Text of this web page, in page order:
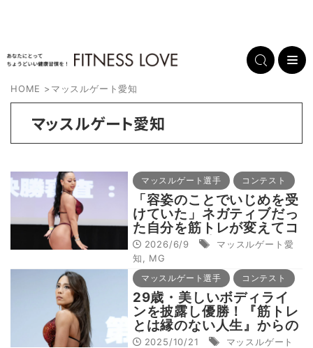
HOME >マッスルゲート愛知
マッスルゲート愛知
マッスルゲート選手 コンテスト
「容姿のことでいじめを受
けていた」ネガティブだっ
た自分を筋トレが変えてコ
ンテスト優勝
2026/6/9
マッスルゲート愛
知
MG
マッスルゲート選手 コンテスト
29歳・美しいボディライ
ンを披露し優勝！『筋トレ
とは縁のない人生』からの
逆転！
2025/10/21
マッスルゲート